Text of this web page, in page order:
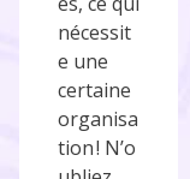
nécessit
e une
certaine
organisa
tion ! N’o